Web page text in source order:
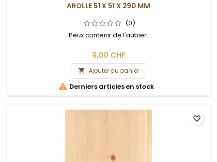
AROLLE 51 X 51 X 290 MM
(0)
Peux contenir de l'aubier.
9,00 CHF
 Ajouter au panier
 Derniers articles en stock
favorite_border